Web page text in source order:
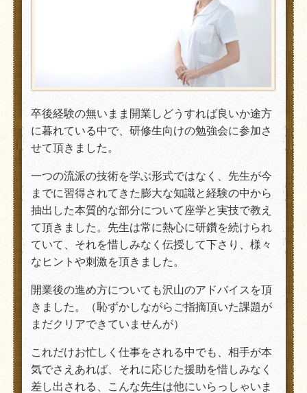
卒後経験の無いまま開業しどうすれば良いか途方
に暮れている中で、研修生向けの勉強会に参加さ
せて頂きました。
一つの流派の技術を学ぶ形式ではなく、先生が今
までに習得されてきた膨大な知識と経験の中から
抽出した本質的な部分について座学と実技で教え
て頂きました。先生は常に熱心に研鑽を続けられ
ていて、それを惜しみなく伝授して下さり、様々
なヒントや刺激を頂きました。
開業後の進め方についても沢山のアドバイスを頂
きました。（恥ずかしながらご指摘頂いた課題が
まだクリアできていませんが）
これだけお忙しく仕事をされる中でも、相手が本
気でさえあれば、それに応じた援助を惜しみなく
差し出される、こんな先生は他にいらっしゃいま